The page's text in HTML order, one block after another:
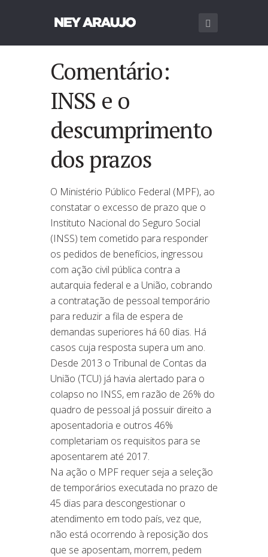
Comentário:
INSS e o
descumprimento
dos prazos
O Ministério Público Federal (MPF), ao
constatar o excesso de prazo que o
Instituto Nacional do Seguro Social
(INSS) tem cometido para responder
os pedidos de benefícios, ingressou
com ação civil pública contra a
autarquia federal e a União, cobrando
a contratação de pessoal temporário
para reduzir a fila de espera de
demandas superiores há 60 dias. Há
casos cuja resposta supera um ano.
Desde 2013 o Tribunal de Contas da
União (TCU) já havia alertado para o
colapso no INSS, em razão de 26% do
quadro de pessoal já possuir direito a
aposentadoria e outros 46%
completariam os requisitos para se
aposentarem até 2017.
Na ação o MPF requer seja a seleção
de temporários executada no prazo de
45 dias para descongestionar o
atendimento em todo país, vez que,
não está ocorrendo à reposição dos
que se aposentam, morrem, pedem